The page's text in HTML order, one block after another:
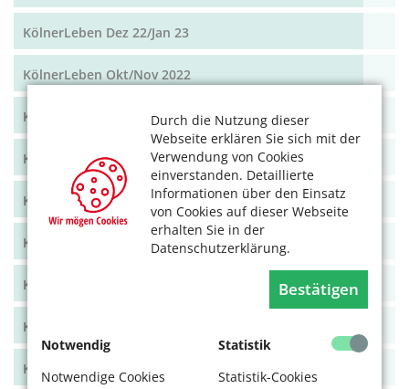
Durch die Nutzung dieser
Webseite erklären Sie sich mit der
Verwendung von Cookies
einverstanden. Detaillierte
Informationen über den Einsatz
von Cookies auf dieser Webseite
erhalten Sie in der
Datenschutzerklärung.
Bestätigen
Notwendig
Notwendige Cookies
Statistik
Statistik-Cookies
KölnerLeben Dez 22/Jan 23
KölnerLeben Okt/Nov 2022
KölnerLeben Aug/Sept 2022
KölnerLeben Juni/Juli 2022
KölnerLeben April/Mai 2022
KölnerLeben Feb/März 2022
KölnerLeben Dez 21/Jan 22
KölnerLeben Okt/Nov 2021
KölnerLeben Aug/Sept 2021